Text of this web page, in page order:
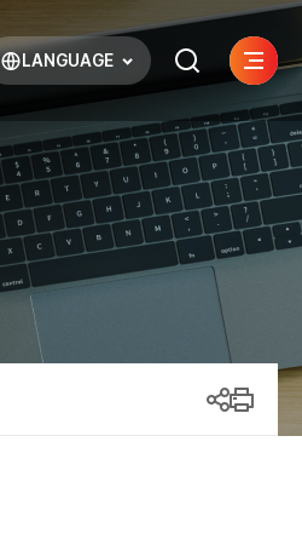
LANGUAGE
열기 검색하기
사이트
열기